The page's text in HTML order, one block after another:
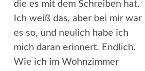
die es mit dem Schreiben hat.
Ich weiß das, aber bei mir war
es so, und neulich habe ich
mich daran erinnert. Endlich.
Wie ich im Wohnzimmer